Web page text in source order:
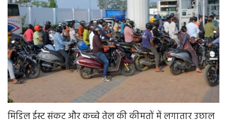
मिडिल ईस्ट संकट और कच्चे तेल की कीमतों में लगातार उछाल